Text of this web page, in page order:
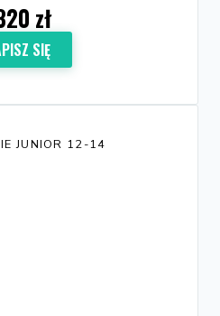
zł
SIĘ
JUNIOR 12-14